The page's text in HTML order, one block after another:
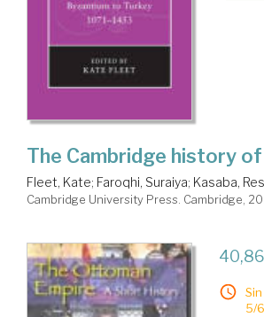
The Cambridge history
Fleet, Kate; Faroqhi, Suraiya; Kasaba,
Cambridge University Press. Cambridge,
5/